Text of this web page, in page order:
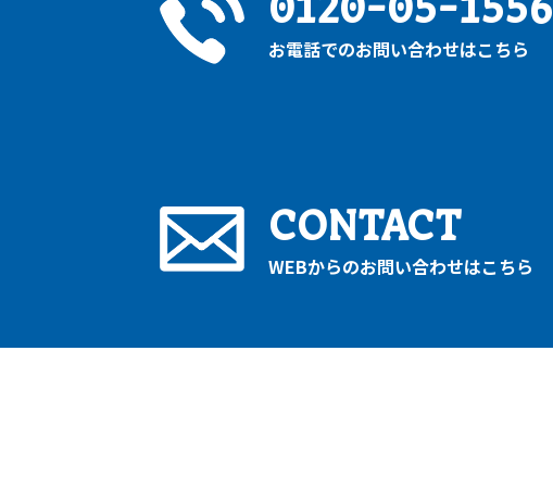
0120-05-1556
お電話でのお問い合わせはこちら
CONTACT
WEBからのお問い合わせはこちら